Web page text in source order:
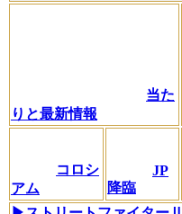
当た
りと最新情報
コロシ
アム
JP
降臨